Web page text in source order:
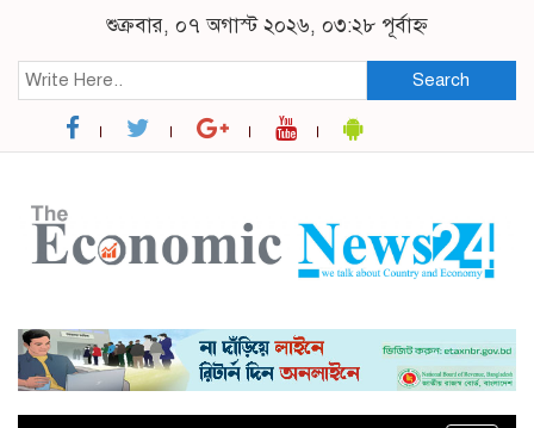
শুক্রবার, ০৭ অগাস্ট ২০২৬, ০৩:২৮ পূর্বাহ্ন
Search